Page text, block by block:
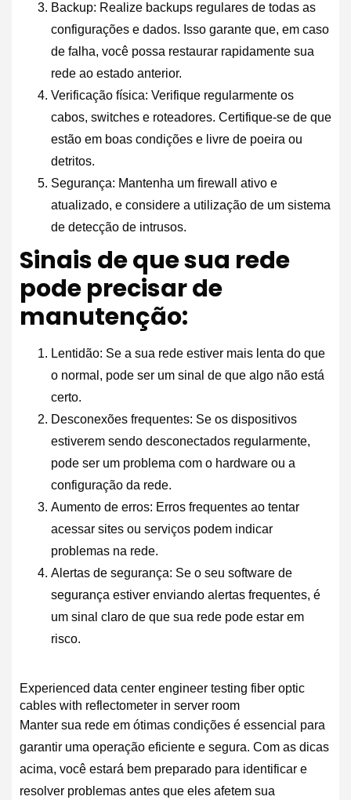
Backup: Realize backups regulares de todas as
configurações e dados. Isso garante que, em caso
de falha, você possa restaurar rapidamente sua
rede ao estado anterior.
Verificação física: Verifique regularmente os
cabos, switches e roteadores. Certifique-se de que
estão em boas condições e livre de poeira ou
detritos.
Segurança: Mantenha um firewall ativo e
atualizado, e considere a utilização de um sistema
de detecção de intrusos.
Sinais de que sua rede
pode precisar de
manutenção:
Lentidão: Se a sua rede estiver mais lenta do que
o normal, pode ser um sinal de que algo não está
certo.
Desconexões frequentes: Se os dispositivos
estiverem sendo desconectados regularmente,
pode ser um problema com o hardware ou a
configuração da rede.
Aumento de erros: Erros frequentes ao tentar
acessar sites ou serviços podem indicar
problemas na rede.
Alertas de segurança: Se o seu software de
segurança estiver enviando alertas frequentes, é
um sinal claro de que sua rede pode estar em
risco.
Experienced data center engineer testing fiber optic
cables with reflectometer in server room
Manter sua rede em ótimas condições é essencial para
garantir uma operação eficiente e segura. Com as dicas
acima, você estará bem preparado para identificar e
resolver problemas antes que eles afetem sua